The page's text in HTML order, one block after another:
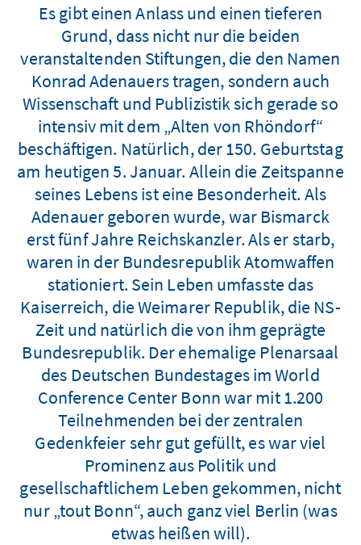
Es gibt einen Anlass und einen tieferen
Grund, dass nicht nur die beiden
veranstaltenden Stiftungen, die den Namen
Konrad Adenauers tragen, sondern auch
Wissenschaft und Publizistik sich gerade so
intensiv mit dem „Alten von Rhöndorf“
beschäftigen. Natürlich, der 150. Geburtstag
am heutigen 5. Januar. Allein die Zeitspanne
seines Lebens ist eine Besonderheit. Als
Adenauer geboren wurde, war Bismarck
erst fünf Jahre Reichskanzler. Als er starb,
waren in der Bundesrepublik Atomwaffen
stationiert. Sein Leben umfasste das
Kaiserreich, die Weimarer Republik, die NS-
Zeit und natürlich die von ihm geprägte
Bundesrepublik. Der ehemalige Plenarsaal
des Deutschen Bundestages im World
Conference Center Bonn war mit 1.200
Teilnehmenden bei der zentralen
Gedenkfeier sehr gut gefüllt, es war viel
Prominenz aus Politik und
gesellschaftlichem Leben gekommen, nicht
nur „tout Bonn“, auch ganz viel Berlin (was
etwas heißen will).